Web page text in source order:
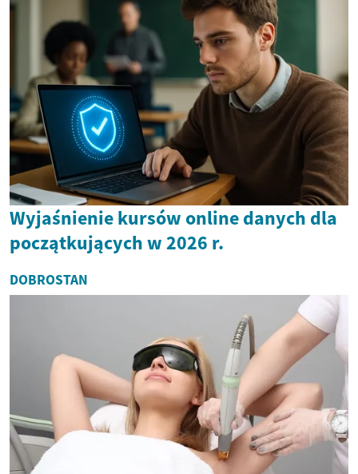
Wyjaśnienie kursów online danych dla
początkujących w 2026 r.
DOBROSTAN